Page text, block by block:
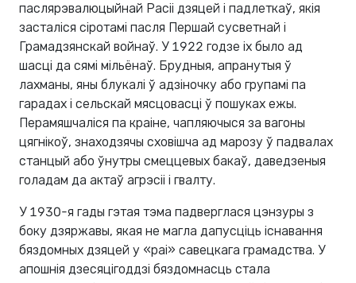
паслярэвалюцыйнай Расіі дзяцей і падлеткаў, якія
засталіся сіротамі пасля Першай сусветнай і
Грамадзянскай войнаў. У 1922 годзе іх было ад
шасці да сямі мільёнаў. Брудныя, апранутыя ў
лахманы, яны блукалі ў адзіночку або групамі па
гарадах і сельскай мясцовасці ў пошуках ежы.
Перамяшчаліся па краіне, чапляючыся за вагоны
цягнікоў, знаходзячы сховішча ад марозу ў падвалах
станцый або ўнутры смеццевых бакаў, даведзеныя
голадам да актаў агрэсіі і гвалту.
У 1930-я гады гэтая тэма падверглася цэнзуры з
боку дзяржавы, якая не магла дапусціць існавання
бяздомных дзяцей у «раі» савецкага грамадства. У
апошнія дзесяцігоддзі бяздомнасць стала